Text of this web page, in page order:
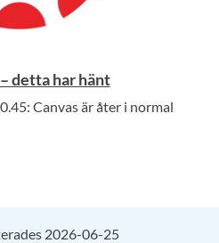
detta har hänt
Canvas är åter i normal
2026-06-25